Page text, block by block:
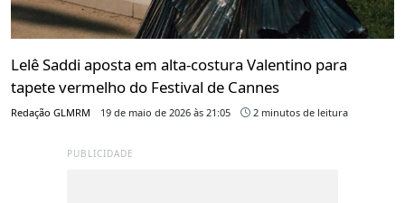
Lelê Saddi aposta em alta-costura Valentino para
tapete vermelho do Festival de Cannes
Redação GLMRM 19 de maio de 2026 às 21:05 2 minutos de leitura
PUBLICIDADE